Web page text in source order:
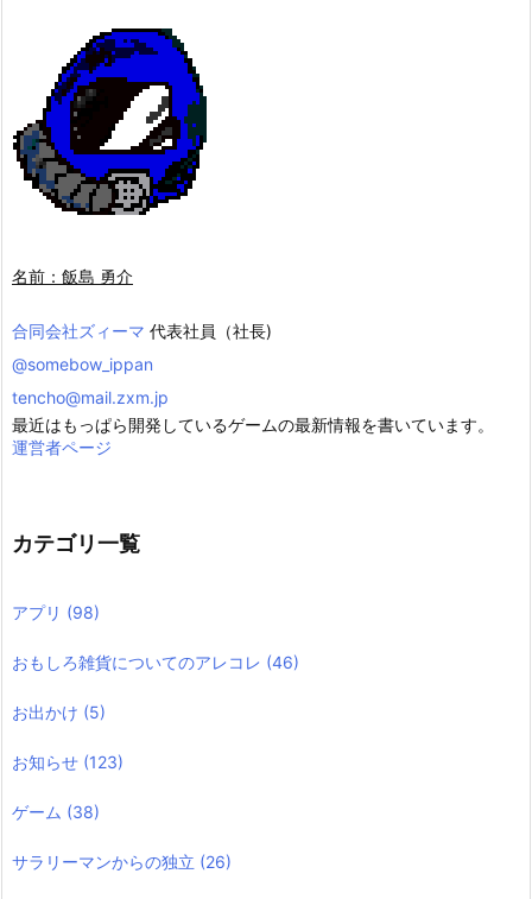
名前：飯島 勇介
合同会社ズィーマ 代表社員（社長)
@somebow_ippan
tencho@mail.zxm.jp
最近はもっぱら開発しているゲームの最新情報を書いています。
運営者ページ
カテゴリ一覧
アプリ (98)
おもしろ雑貨についてのアレコレ (46)
お出かけ (5)
お知らせ (123)
ゲーム (38)
サラリーマンからの独立 (26)